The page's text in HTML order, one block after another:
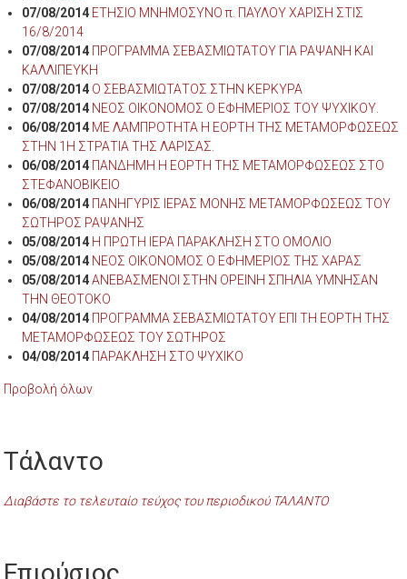
07/08/2014 ΕΤΗΣΙΟ ΜΝΗΜΟΣΥΝΟ π. ΠΑΥΛΟΥ ΧΑΡΙΣΗ ΣΤΙΣ
16/8/2014
07/08/2014 ΠΡΟΓΡΑΜΜΑ ΣΕΒΑΣΜΙΩΤΑΤΟΥ ΓΙΑ ΡΑΨΑΝΗ ΚΑΙ
ΚΑΛΛΙΠΕΥΚΗ
07/08/2014 Ο ΣΕΒΑΣΜΙΩΤΑΤΟΣ ΣΤΗΝ ΚΕΡΚΥΡΑ
07/08/2014 ΝΕΟΣ ΟΙΚΟΝΟΜΟΣ Ο ΕΦΗΜΕΡΙΟΣ ΤΟΥ ΨΥΧΙΚΟΥ.
06/08/2014 ΜΕ ΛΑΜΠΡΟΤΗΤΑ Η ΕΟΡΤΗ ΤΗΣ ΜΕΤΑΜΟΡΦΩΣΕΩΣ
ΣΤΗΝ 1Η ΣΤΡΑΤΙΑ ΤΗΣ ΛΑΡΙΣΑΣ.
06/08/2014 ΠΑΝΔΗΜΗ Η ΕΟΡΤΗ ΤΗΣ ΜΕΤΑΜΟΡΦΩΣΕΩΣ ΣΤΟ
ΣΤΕΦΑΝΟΒΙΚΕΙΟ
06/08/2014 ΠΑΝΗΓΥΡΙΣ ΙΕΡΑΣ ΜΟΝΗΣ ΜΕΤΑΜΟΡΦΩΣΕΩΣ ΤΟΥ
ΣΩΤΗΡΟΣ ΡΑΨΑΝΗΣ
05/08/2014 Η ΠΡΩΤΗ ΙΕΡΑ ΠΑΡΑΚΛΗΣΗ ΣΤΟ ΟΜΟΛΙΟ
05/08/2014 ΝΕΟΣ ΟΙΚΟΝΟΜΟΣ Ο ΕΦΗΜΕΡΙΟΣ ΤΗΣ ΧΑΡΑΣ
05/08/2014 ΑΝΕΒΑΣΜΕΝΟΙ ΣΤΗΝ ΟΡΕΙΝΗ ΣΠΗΛΙΑ ΥΜΝΗΣΑΝ
ΤΗΝ ΘΕΟΤΟΚΟ
04/08/2014 ΠΡΟΓΡΑΜΜΑ ΣΕΒΑΣΜΙΩΤΑΤΟΥ ΕΠΙ ΤΗ ΕΟΡΤΗ ΤΗΣ
ΜΕΤΑΜΟΡΦΩΣΕΩΣ ΤΟΥ ΣΩΤΗΡΟΣ
04/08/2014 ΠΑΡΑΚΛΗΣΗ ΣΤΟ ΨΥΧΙΚΟ
Προβολή όλων
Τάλαντο
Διαβάστε το τελευταίο τεύχος του περιοδικού ΤΑΛΑΝΤΟ
Επιούσιος